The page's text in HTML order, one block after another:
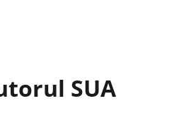
SUA